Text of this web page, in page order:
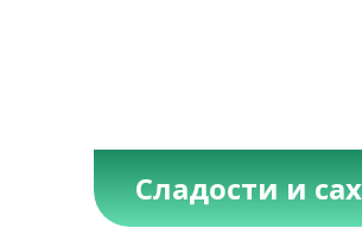
Сладости и